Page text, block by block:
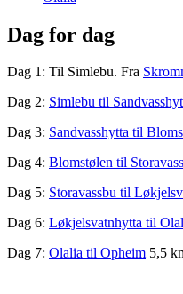
Dag for dag
Dag 1: Til Simlebu. Fra
Dag 2: Simlebu til
Dag 3: Sandvasshytta til
Dag 4: Blomstølen til
Dag 5: Storavassbu til
Dag 6: Løkjelsvatnhytta til
Dag 7: Olalia til Opheim 5,5